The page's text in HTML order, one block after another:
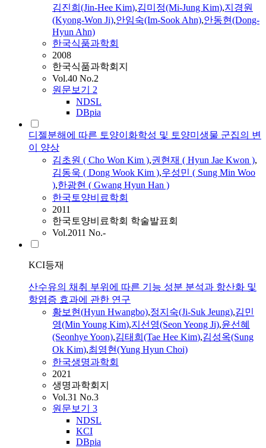
김진희(Jin-Hee Kim),김미정(Mi-Jung Kim),지경원
(Kyong-Won Ji),안임숙(Im-Sook Ahn),안동현(Dong-
HyunAhn)
한국식품과학회
2008
한국식품과학회지
Vol.40 No.2
원문보기 2
NDSL
DBpia
디젤분해에 따른 토양이화학성 및 토양미생물 군집의 변
이 양상
김초원 ( Cho Won Kim ),권현재 ( Hyun Jae Kwon ),
김동욱 ( Dong Wook Kim ),우성민 ( Sung Min Woo
),한광현 ( Gwang Hyun Han )
한국토양비료학회
2011
한국토양비료학회 학술발표회
Vol.2011 No.-
KCI등재
산수유의 채취 부위에 따른 기능 성분 분석과 항산화 및
항염증 효과에 관한 연구
황보현(Hyun Hwangbo),정지숙(Ji-Suk Jeung),김민
영(Min Young Kim),지선영(Seon Yeong Ji),윤선혜
(Seonhye Yoon),김태희(Tae Hee Kim),김성옥(Sung
Ok Kim),최영현(Yung Hyun Choi)
한국생명과학회
2021
생명과학회지
Vol.31 No.3
원문보기 3
NDSL
KCI
DBpia